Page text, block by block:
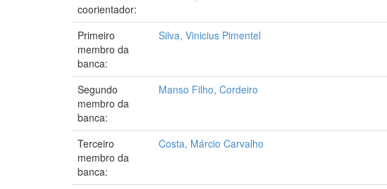
coorientador:
Primeiro
membro da
banca:
Silva, Vinicius Pimentel
Segundo
membro da
banca:
Manso Filho, Cordeiro
Terceiro
membro da
banca:
Costa, Márcio Carvalho